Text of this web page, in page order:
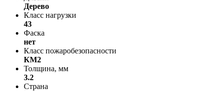
Дерево
Класс нагрузки
43
Фаска
нет
Класс пожаробезопасности
КМ2
Толщина, мм
3.2
Страна